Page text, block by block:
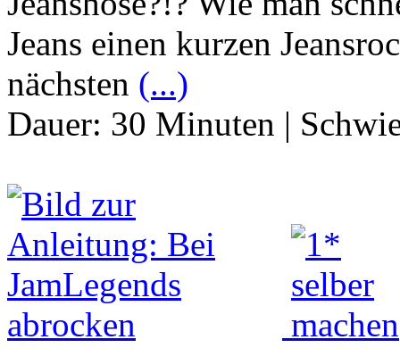
Jeans einen kurzen
nächsten (...)
Dauer: 30 Minuten |